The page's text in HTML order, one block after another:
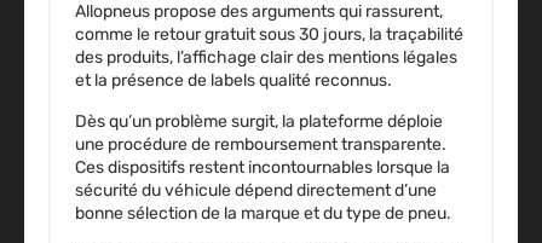
Allopneus proposedes arguments qui rassurent,
comme le retour gratuit sous 30 jours, la traçabilité
des produits, l’affichage clair des mentions légales
et la présence de labels qualité reconnus.
Dès qu’un problème surgit, la plateforme déploie
une procédure de remboursement transparente.
Ces dispositifs restent incontournables lorsque la
sécurité du véhicule dépend directement d’une
bonne sélection de la marque et du type de pneu.